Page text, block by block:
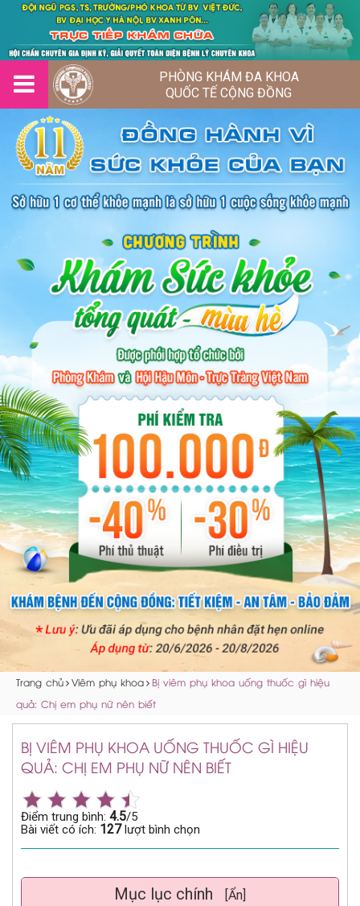
PHÒNG KHÁM ĐA KHOA
QUỐC TẾ CỘNG ĐỒNG
Trang chủ Viêm phụ khoa
Bị viêm phụ khoa uống thuốc gì hiệu
quả: Chị em phụ nữ nên biết
BỊ VIÊM PHỤ KHOA UỐNG THUỐC GÌ HIỆU
QUẢ: CHỊ EM PHỤ NỮ NÊN BIẾT
Điểm trung bình: 4.5/5
Bài viết có ích: 127lượt bình chọn
Mục lục chính [Ẩn]